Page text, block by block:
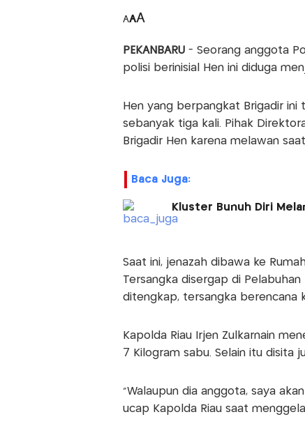
AAA
PEKANBARU- Seorang anggota
polisi berinisial Hen ini diduga
Hen yang berpangkat Brigadir
sebanyak tiga kali. Pihak
Brigadir Hen karena melawan
Baca Juga:
Kluster Bunuh Diri
Saat ini, jenazah dibawa ke
Tersangka disergap di
ditengkap, tersangka berencana
Kapolda Riau Irjen Zulkarnain
7 Kilogram sabu. Selain itu disita
"Walaupun dia anggota, saya
ucap Kapolda Riau saat